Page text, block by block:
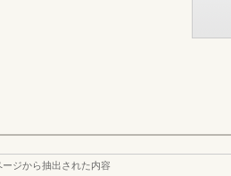
ージから抽出された内容